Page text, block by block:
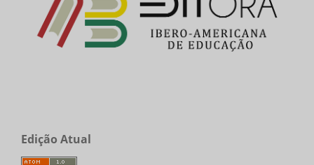
Edição Atual